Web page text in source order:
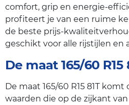
comfort, grip en energie-
profiteert je van een ruime
de beste prijs-
geschikt voor alle rijstijlen en
De maat 165/60
De maat 165/60 R15 81T
waarden die op de zijkant